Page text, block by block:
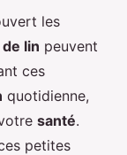
les
lin peuvent
ces
quotidienne,
santé.
petites